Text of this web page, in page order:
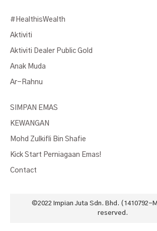
#HealthisWealth
Aktiviti
Aktiviti Dealer Public Gold
Anak Muda
Ar-Rahnu
SIMPAN EMAS
KEWANGAN
Mohd Zulkifli Bin Shafie
Kick Start Perniagaan Emas!
Contact
©2022 Impian Juta Sdn. Bhd. (1410792-
reserved.